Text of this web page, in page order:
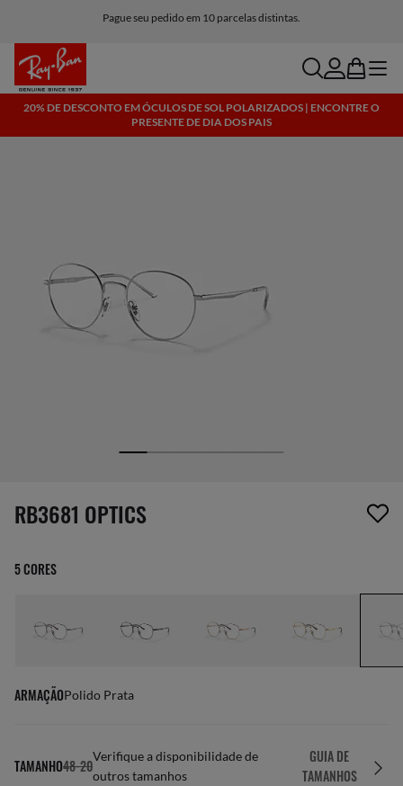
Pague seu pedido em 10 parcelas distintas.
searchaccount
bag menu
20% DE DESCONTO EM ÓCULOS DE SOL POLARIZADOS | ENCONTRE O
PRESENTE DE DIA DOS PAIS
1 item foi removido da sua lista de desejos
RB3681 OPTICS
5 CORES
ARMAÇÃOPolido Prata
TAMANHO48-20
Verifique a disponibilidade de
outros tamanhos
GUIA DE
TAMANHOS